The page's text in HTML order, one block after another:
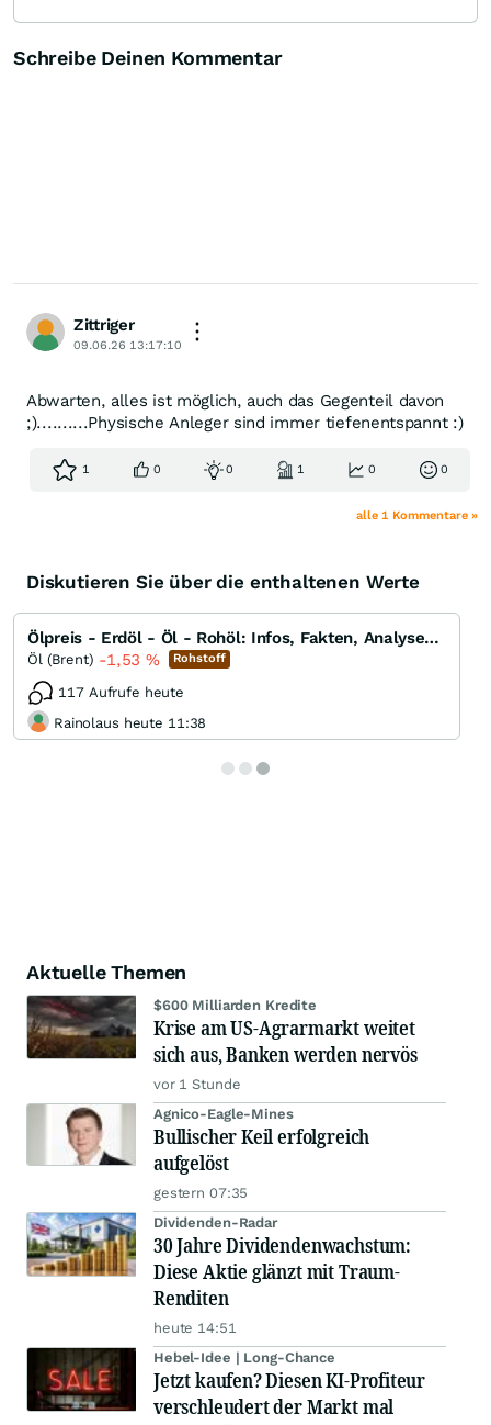
Schreibe Deinen Kommentar
Zittriger
09.06.26 13:17:10
Abwarten, alles ist möglich, auch das Gegenteil davon
;)..........Physische Anleger sind immer tiefenentspannt :)
1 0 0 1 0 0
alle 1 Kommentare »
Diskutieren Sie über die enthaltenen Werte
Ölpreis - Erdöl - Öl - Rohöl: Infos, Fakten, Analysen, Charts und Ausblick
Öl (Brent) -1,53 % Rohstoff
117 Aufrufe heute
Rainolaus heute 11:38
Aktuelle Themen
$600 Milliarden Kredite
Krise am US-Agrarmarkt weitet
sich aus, Banken werden nervös
vor 1 Stunde
Agnico-Eagle-Mines
Bullischer Keil erfolgreich
aufgelöst
gestern 07:35
Dividenden-Radar
30 Jahre Dividendenwachstum:
Diese Aktie glänzt mit Traum-
Renditen
heute 14:51
Hebel-Idee | Long-Chance
Jetzt kaufen? Diesen KI-Profiteur
verschleudert der Markt mal